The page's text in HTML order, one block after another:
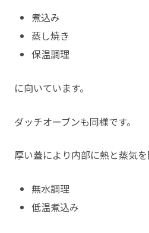
煮込み
蒸し焼き
保温調理
に向いています。
ダッチオーブンも同様です。
厚い蓋により内部に熱と蒸気を
無水調理
低温煮込み